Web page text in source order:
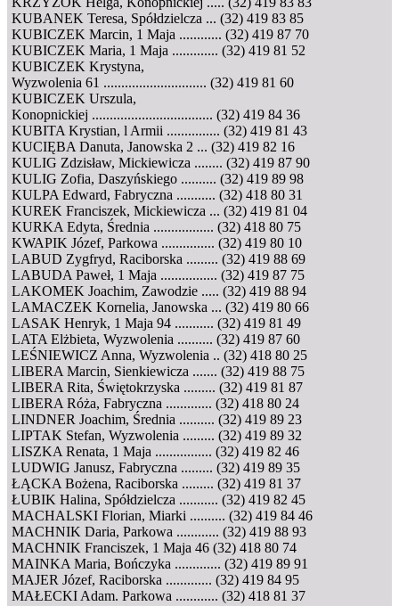
KUBANEK Teresa, Spółdzielcza ... (32) 419 83 85
KUBICZEK Marcin, 1 Maja ............ (32) 419 87 70
KUBICZEK Maria, 1 Maja ............. (32) 419 81 52
KUBICZEK Krystyna,
Wyzwolenia 61 ............................. (32) 419 81 60
KUBICZEK Urszula,
Konopnickiej .................................. (32) 419 84 36
KUBITA Krystian, l Armii ............... (32) 419 81 43
KUCIĘBA Danuta, Janowska 2 ... (32) 419 82 16
KULIG Zdzisław, Mickiewicza ........ (32) 419 87 90
KULIG Zofia, Daszyńskiego .......... (32) 419 89 98
KULPA Edward, Fabryczna ........... (32) 418 80 31
KUREK Franciszek, Mickiewicza ... (32) 419 81 04
KURKA Edyta, Średnia ................. (32) 418 80 75
KWAPIK Józef, Parkowa ............... (32) 419 80 10
LABUD Zygfryd, Raciborska ......... (32) 419 88 69
LABUDA Paweł, 1 Maja ................ (32) 419 87 75
LAKOMEK Joachim, Zawodzie ..... (32) 419 88 94
LAMACZEK Kornelia, Janowska ... (32) 419 80 66
LASAK Henryk, 1 Maja 94 ........... (32) 419 81 49
LATA Elżbieta, Wyzwolenia .......... (32) 419 87 60
LEŚNIEWICZ Anna, Wyzwolenia .. (32) 418 80 25
LIBERA Marcin, Sienkiewicza ....... (32) 419 88 75
LIBERA Rita, Świętokrzyska ......... (32) 419 81 87
LIBERA Róża, Fabryczna ............. (32) 418 80 24
LINDNER Joachim, Średnia .......... (32) 419 89 23
LIPTAK Stefan, Wyzwolenia ......... (32) 419 89 32
LISZKA Renata, 1 Maja ................ (32) 419 82 46
LUDWIG Janusz, Fabryczna ......... (32) 419 89 35
ŁĄCKA Bożena, Raciborska ......... (32) 419 81 37
ŁUBIK Halina, Spółdzielcza ........... (32) 419 82 45
MACHALSKI Florian, Miarki .......... (32) 419 84 46
MACHNIK Daria, Parkowa ............ (32) 419 88 93
MACHNIK Franciszek, 1 Maja 46 (32) 418 80 74
MAINKA Maria, Bończyka ............. (32) 419 89 91
MAJER Józef, Raciborska ............. (32) 419 84 95
MAŁECKI Adam. Parkowa ............ (32) 418 81 37